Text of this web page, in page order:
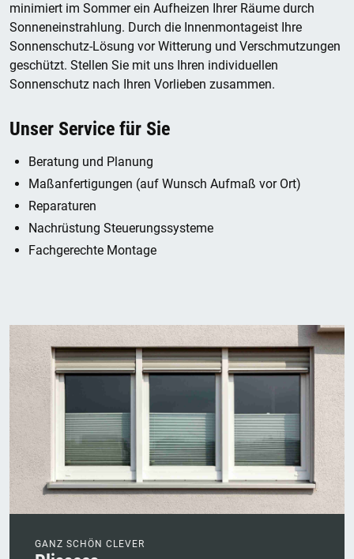
minimiert im Sommer ein Aufheizen Ihrer Räume durch
Sonneneinstrahlung. Durch die Innenmontageist Ihre
Sonnenschutz-Lösung vor Witterung und Verschmutzungen
geschützt. Stellen Sie mit uns Ihren individuellen
Sonnenschutz nach Ihren Vorlieben zusammen.
Unser Service für Sie
Beratung und Planung
Maßanfertigungen (auf Wunsch Aufmaß vor Ort)
Reparaturen
Nachrüstung Steuerungssysteme
Fachgerechte Montage
GANZ SCHÖN CLEVER